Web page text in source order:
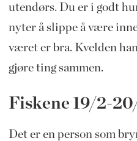
utendørs. Du er i godt
nyter å slippe å være
været er bra. Kvelden
gjøre ting sammen.
Fiskene 19/2-
Det er en person som